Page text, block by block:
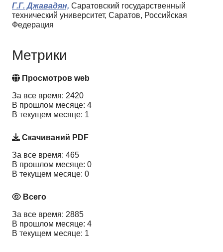
Г.Г. Джавадян, Саратовский государственный
технический университет, Саратов, Российская
Федерация
Метрики
Просмотров web
За все время: 2420
В прошлом месяце: 4
В текущем месяце: 1
Скачиваний PDF
За все время: 465
В прошлом месяце: 0
В текущем месяце: 0
Всего
За все время: 2885
В прошлом месяце: 4
В текущем месяце: 1